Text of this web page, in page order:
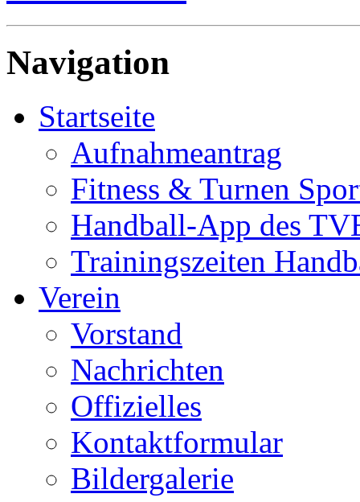
Navigation
Startseite
Aufnahmeantrag
Fitness & Turnen
Handball-App des
Trainingszeiten
Verein
Vorstand
Nachrichten
Offizielles
Kontaktformular
Bildergalerie